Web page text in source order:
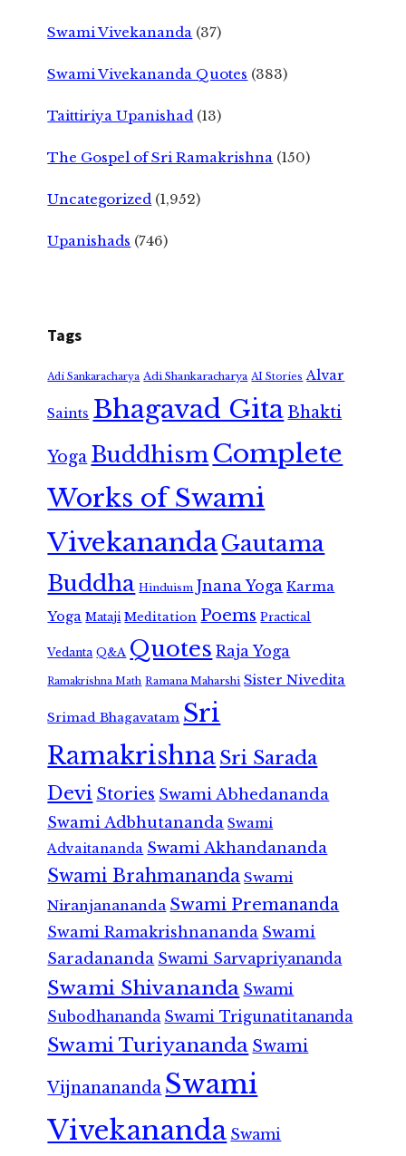
Swami Vivekananda (37)
Swami Vivekananda Quotes (383)
Taittiriya Upanishad (13)
The Gospel of Sri Ramakrishna (150)
Uncategorized (1,952)
Upanishads (746)
Tags
Adi Sankaracharya Adi Shankaracharya AI Stories Alvar
Saints Bhagavad GitaBhakti
Yoga Buddhism Complete
Works of Swami
VivekanandaGautama
Buddha Hinduism Jnana Yoga Karma
Yoga Mataji Meditation Poems Practical
Vedanta Q&A Quotes Raja Yoga
Ramakrishna Math Ramana Maharshi Sister Nivedita
Srimad Bhagavatam Sri
RamakrishnaSri Sarada
Devi Stories Swami Abhedananda
Swami Adbhutananda Swami
Advaitananda Swami Akhandananda
Swami Brahmananda Swami
Niranjanananda Swami Premananda
Swami Ramakrishnananda Swami
Saradananda Swami Sarvapriyananda
Swami Shivananda Swami
Subodhananda Swami Trigunatitananda
Swami Turiyananda Swami
Vijnanananda Swami
Vivekananda Swami